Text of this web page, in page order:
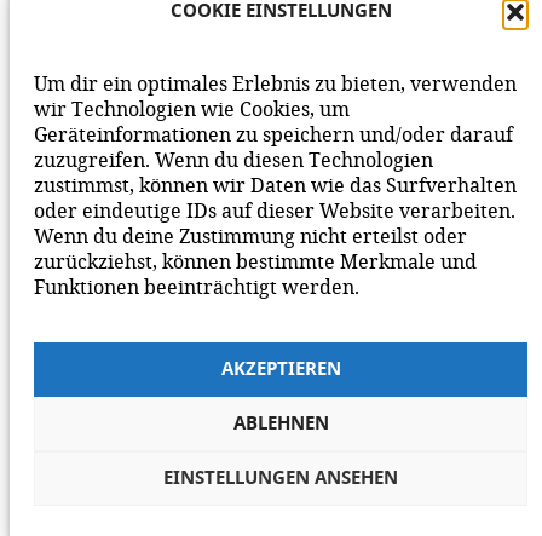
COOKIE EINSTELLUNGEN
Um dir ein optimales Erlebnis zu bieten, verwenden
wir Technologien wie Cookies, um
Geräteinformationen zu speichern und/oder darauf
zuzugreifen. Wenn du diesen Technologien
zustimmst, können wir Daten wie das Surfverhalten
oder eindeutige IDs auf dieser Website verarbeiten.
Wenn du deine Zustimmung nicht erteilst oder
zurückziehst, können bestimmte Merkmale und
Funktionen beeinträchtigt werden.
AKZEPTIEREN
ABLEHNEN
EINSTELLUNGEN ANSEHEN
sich jeder rituell unterziehen muss, erinnert
sachliche und humane Auseinandersetzung
des Einundzwanzigsten Jahrhunderts.
Wer sich dem Narrativ „Israel darf Alles“
entziehen will, und das Überlebensrecht der
palästinensischen Menschen der
Gnadenlosigkeit des rechtsradikalen
Kriegskabinetts Israels gegenüberstellt, wird
in diesem Forum als Antisemit verleumdet.
THOMAS MARTIN// AM:6. FEBRUAR 2024
Also bitte Herr Trötschel,
ich weiß nicht, was ich von Ihrer Bemerkung